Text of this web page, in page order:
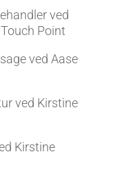
ved
Point
ved Aase
ved Kirstine
Kirstine